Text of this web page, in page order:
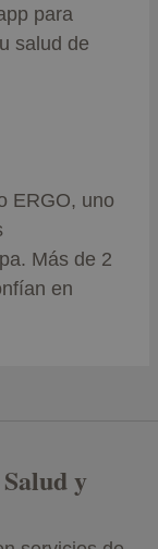
para
salud de
ERGO, uno
Más de 2
en
y